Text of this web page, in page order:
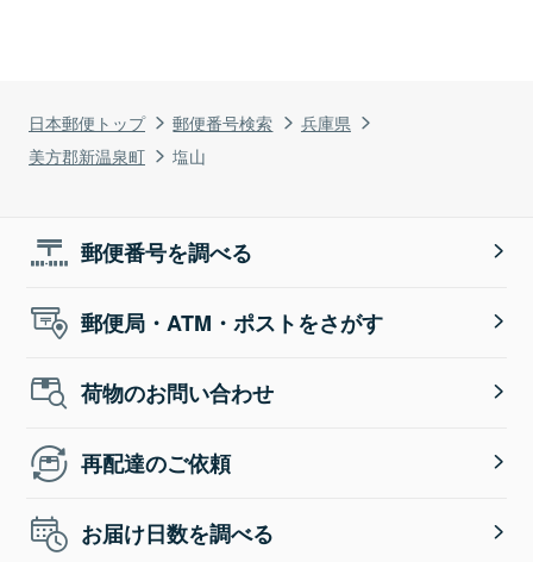
日本郵便トップ 郵便番号検索
兵庫県
美方郡新温泉町
塩山
郵便番号を調べる
郵便局・ATM・ポストをさがす
荷物のお問い合わせ
再配達のご依頼
お届け日数を調べる